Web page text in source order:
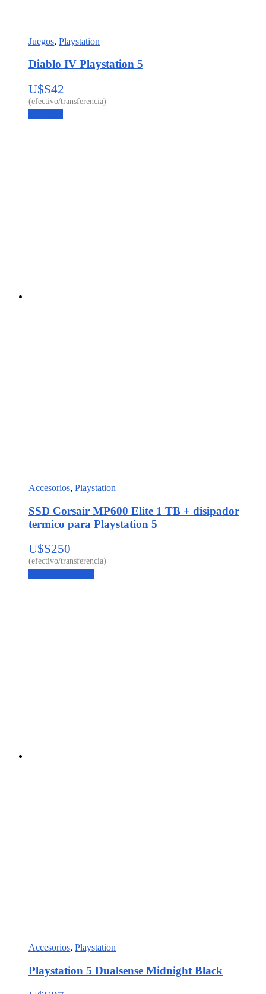
Juegos, Playstation
Diablo IV Playstation 5
U$S42
Accesorios, Playstation
SSD Corsair MP600 Elite 1 TB + disipador
termico para Playstation 5
U$S250
Accesorios, Playstation
Playstation 5 Dualsense Midnight Black